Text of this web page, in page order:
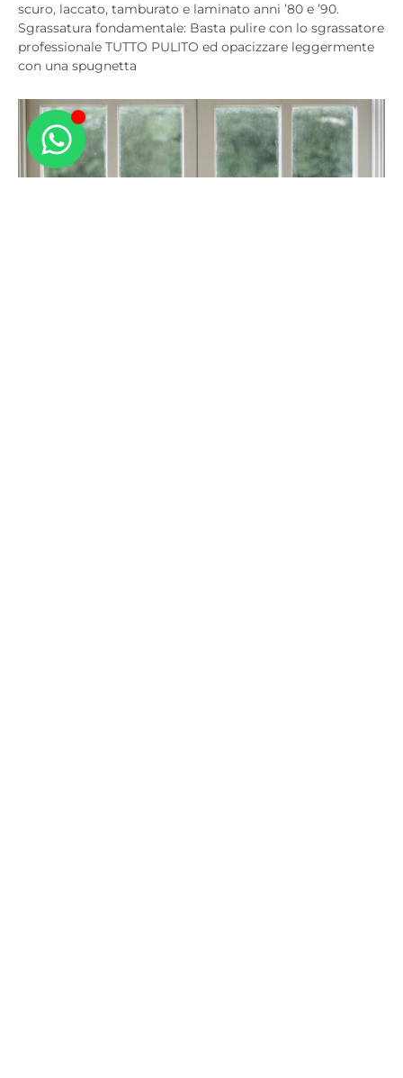
scuro, laccato, tamburato e laminato anni ’80 e ’90.
Sgrassatura fondamentale: Basta pulire con lo sgrassatore
professionale TUTTO PULITO ed opacizzare leggermente
con una spugnetta